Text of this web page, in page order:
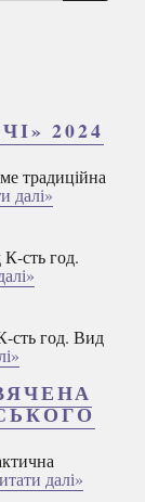
2024
традиційна
далі»
сть год.
сть год. Вид
далі»